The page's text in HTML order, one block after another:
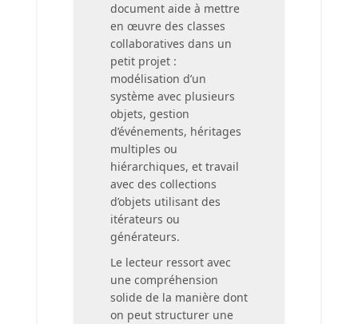
document aide à mettre
en œuvre des classes
collaboratives dans un
petit projet :
modélisation d’un
système avec plusieurs
objets, gestion
d’événements, héritages
multiples ou
hiérarchiques, et travail
avec des collections
d’objets utilisant des
itérateurs ou
générateurs.
Le lecteur ressort avec
une compréhension
solide de la manière dont
on peut structurer une